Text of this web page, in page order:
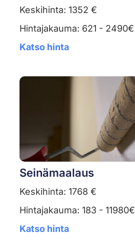
Keskihinta: 1352 €
Hintajakauma: 621 - 2490€
Katso hinta
Seinämaalaus
Keskihinta: 1768 €
Hintajakauma: 183 - 11980€
Katso hinta